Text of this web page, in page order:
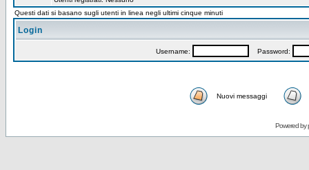
Questi dati si basano sugli utenti in linea negli ultimi cinque minuti
Login
Username: Password:
Nuovi messaggi
Powered by